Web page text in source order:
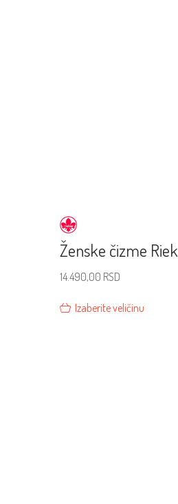
Ženske čizme
14.490,00 RSD
Izaberite veličinu